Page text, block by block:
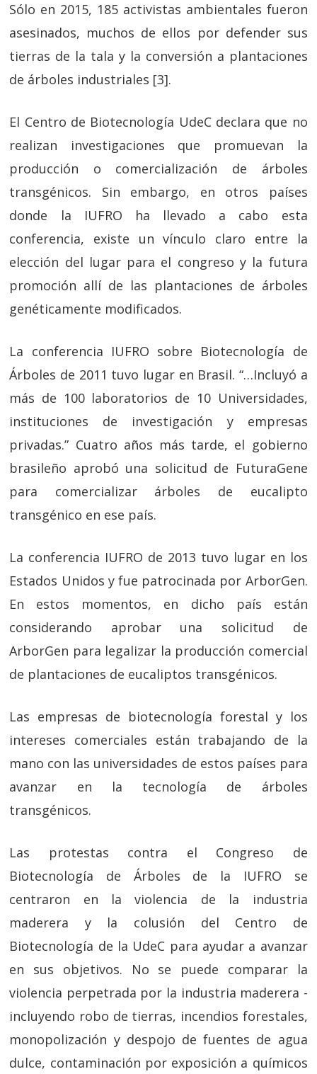
Sólo en 2015, 185 activistas ambientales fueron
asesinados, muchos de ellos por defender sus
tierras de la tala y la conversión a plantaciones
de árboles industriales [3].
El Centro de Biotecnología UdeC declara que no
realizan investigaciones que promuevan la
producción o comercialización de árboles
transgénicos. Sin embargo, en otros países
donde la IUFRO ha llevado a cabo esta
conferencia, existe un vínculo claro entre la
elección del lugar para el congreso y la futura
promoción allí de las plantaciones de árboles
genéticamente modificados.
La conferencia IUFRO sobre Biotecnología de
Árboles de 2011 tuvo lugar en Brasil. “…Incluyó a
más de 100 laboratorios de 10 Universidades,
instituciones de investigación y empresas
privadas.” Cuatro años más tarde, el gobierno
brasileño aprobó una solicitud de FuturaGene
para comercializar árboles de eucalipto
transgénico en ese país.
La conferencia IUFRO de 2013 tuvo lugar en los
Estados Unidos y fue patrocinada por ArborGen.
En estos momentos, en dicho país están
considerando aprobar una solicitud de
ArborGen para legalizar la producción comercial
de plantaciones de eucaliptos transgénicos.
Las empresas de biotecnología forestal y los
intereses comerciales están trabajando de la
mano con las universidades de estos países para
avanzar en la tecnología de árboles
transgénicos.
Las protestas contra el Congreso de
Biotecnología de Árboles de la IUFRO se
centraron en la violencia de la industria
maderera y la colusión del Centro de
Biotecnología de la UdeC para ayudar a avanzar
en sus objetivos. No se puede comparar la
violencia perpetrada por la industria maderera -
incluyendo robo de tierras, incendios forestales,
monopolización y despojo de fuentes de agua
dulce, contaminación por exposición a químicos